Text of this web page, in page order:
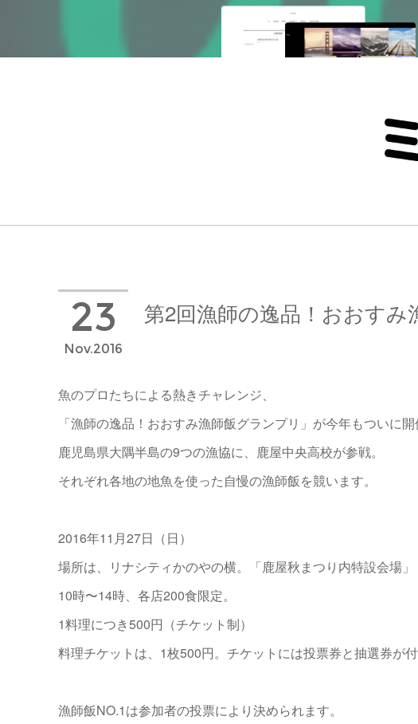
23
Nov 2016
第2回漁師の逸品！おおす
魚のプロたちによる熱きチャレンジ、
「漁師の逸品！おおすみ漁師飯グランプリ」が今年もついに開
鹿児島県大隅半島の9つの漁協に、鹿屋中央高校が参戦。
それぞれ各地の地魚を使った自慢の漁師飯を競います。
2016年11月27日（日）
場所は、リナシティかのやの横。「鹿屋秋まつり内特設会場」
10時〜14時、各店200食限定。
1料理につき500円（チケット制）
料理チケットは、1枚500円。チケットには投票券と抽選券が付
漁師飯NO.1は参加者の投票により決められます。